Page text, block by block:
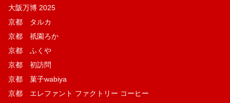
大阪万博 2025
京都 タルカ
京都 祇園ろか
京都 ふくや
京都 初訪問
京都 菓子wabiya
京都 エレファント ファクトリー コーヒー